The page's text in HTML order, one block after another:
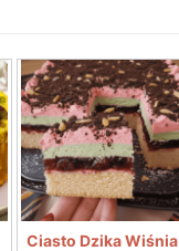
Ciasto Dzika Wiśnia